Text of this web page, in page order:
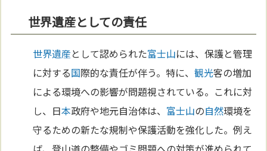
世界遺産としての責任
世界遺産として認められた富士山には、保護と管理
に対する国際的な責任が伴う。特に、観光客の増加
による環境への影響が問題視されている。これに対
し、日本政府や地元自治体は、 富士山の自然環境を
守るための新たな規制や保護活動を強化した。例え